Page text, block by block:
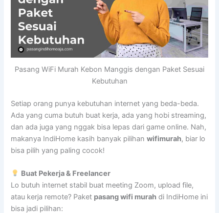
Pasang WiFi Murah Kebon Manggis dengan Paket Sesuai
Kebutuhan
Setiap orang punya kebutuhan internet yang beda-beda.
Ada yang cuma butuh buat kerja, ada yang hobi streaming,
dan ada juga yang nggak bisa lepas dari game online. Nah,
makanya IndiHome kasih banyak pilihanwifimurah, biar lo
bisa pilih yang paling cocok!
Buat Pekerja & Freelancer
Lo butuh internet stabil buat meeting Zoom, upload file,
atau kerja remote? Paket pasang wifi murah di IndiHome ini
bisa jadi pilihan: